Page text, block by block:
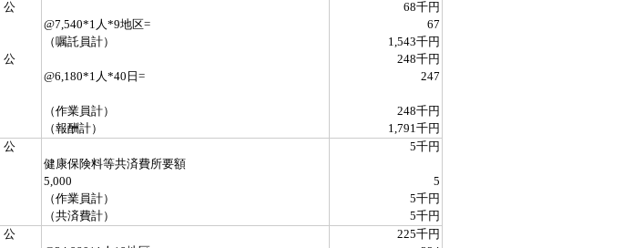
公
68千円
@7,540*1人*9地区=
67
（嘱託員計）
1,543千円
公
248千円
@6,180*1人*40日= 247
（作業員計）
248千円
（報酬計）
1,791千円
公
5千円
健康保険料等共済費所要額
5,000
5
（作業員計）
5千円
（共済費計）
5千円
公
225千円